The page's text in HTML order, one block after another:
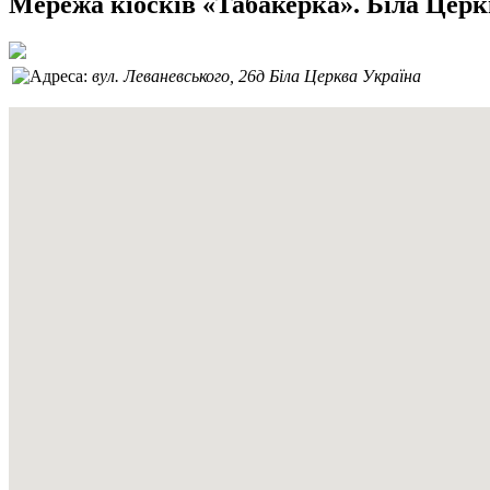
вул. Леваневського, 26д Біла Церква Україна